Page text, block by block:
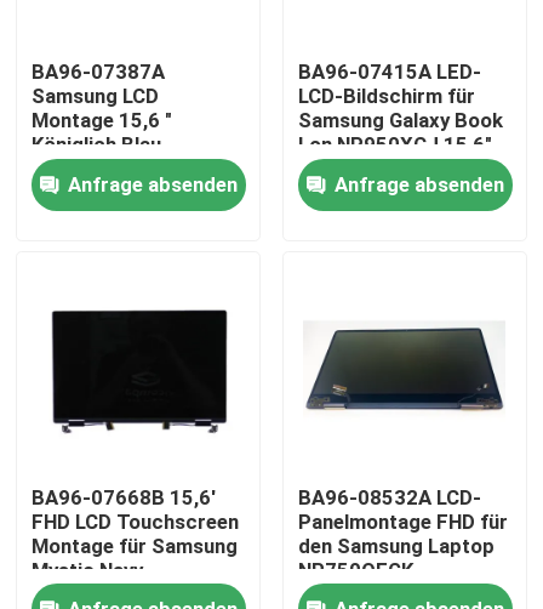
Kontakte
Produkte
Videos
Dell-LCD-Bildschirm-Ersatz
HP-LCD-Bildschirm-Ersatz
Acer-LCD-Bildschirm-Ersatz
Macbook-LCD-Bildschirm-Ersatz
BA96-07387A
Samsung LCD
Montage 15,6 "
Königlich Blau
NP950QCG-K01US
NP950QCG-K01US
Blau
Anfrage absenden
BA96-07415A LED-
LCD-Bildschirm für
Samsung Galaxy Book
Lon NP950XCJ 15,6"
FHD
Anfrage absenden
BA96-07668B 15,6'
FHD LCD Touchscreen
Montage für Samsung
Mystic Navy
NP950QDB-KB3US
BA96-08532A LCD-
Panelmontage FHD für
den Samsung Laptop
NP750QFGK